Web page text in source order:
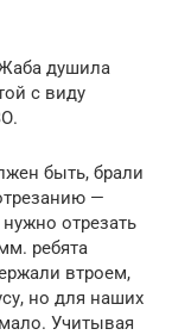
душила
с виду
быть, брали
—
отрезать
ребята
втроем,
но для наших
Учитывая